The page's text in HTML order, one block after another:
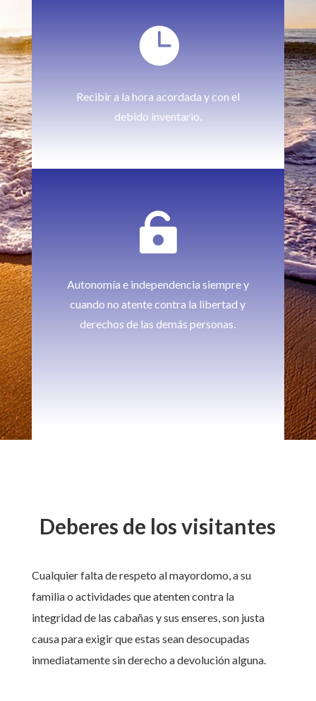

Recibir a la hora acordada y con el
debido inventario.

Autonomía e independencia siempre y
cuando no atente contra la libertad y
derechos de las demás personas.
Deberes de los visitantes
Cualquier falta de respeto al mayordomo, a su
familia o actividades que atenten contra la
integridad de las cabañas y sus enseres, son justa
causa para exigir que estas sean desocupadas
inmediatamente sin derecho a devolución alguna.